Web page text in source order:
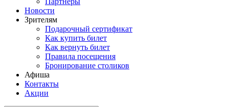
Новости
Зрителям
Подарочный сертификат
Как купить билет
Как вернуть билет
Правила посещения
Бронирование столиков
Афиша
Контакты
Акции